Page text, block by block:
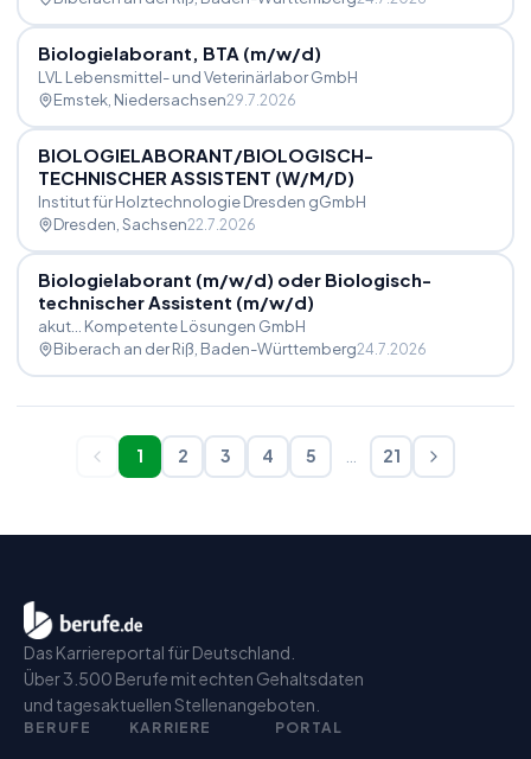
Biologielaborant, BTA (m/w/d)
LVL Lebensmittel- und Veterinärlabor GmbH
Emstek, Niedersachsen29.7.2026
BIOLOGIELABORANT/BIOLOGISCH-
TECHNISCHER ASSISTENT (W/M/D)
Institut für Holztechnologie Dresden gGmbH
Dresden , Sachsen22.7.2026
Biologielaborant (m/w/d) oder Biologisch-
technischer Assistent (m/w/d)
akut... Kompetente Lösungen GmbH
Biberach an der Riß , Baden-Württemberg24.7.2026
1 2 3 4 5 21
Das Karriereportal für Deutschland.
Über 3.500 Berufe mit echten Gehaltsdaten
und tagesaktuellen Stellenangeboten.
BERUFE KARRIERE PORTAL